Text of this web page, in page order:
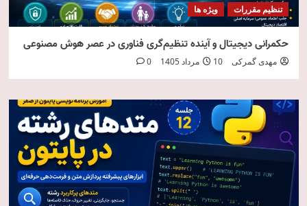
تنظیم مقررات ویژه ها
حکمرانی دیجیتال و آینده تنظیم‌گری فناوری در عصر هوش مصنوعی
مهدی گمرکی 10 مرداد 1405 0